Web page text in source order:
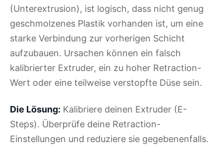
(Unterextrusion), ist logisch, dass nicht genug
geschmolzenes Plastik vorhanden ist, um eine
starke Verbindung zur vorherigen Schicht
aufzubauen. Ursachen können ein falsch
kalibrierter Extruder, ein zu hoher Retraction-
Wert oder eine teilweise verstopfte Düse sein.
Die Lösung: Kalibriere deinen Extruder (E-
Steps). Überprüfe deine Retraction-
Einstellungen und reduziere sie gegebenenfalls.